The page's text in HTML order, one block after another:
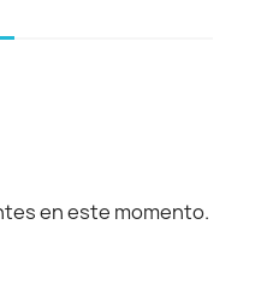
en este momento.